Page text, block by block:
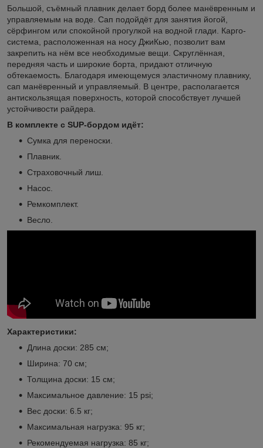
Большой, съёмный плавник делает борд более манёвренным и
управляемым на воде. Сап подойдёт для занятия йогой,
сёрфингом или спокойной прогулкой на водной глади. Карго-
система, расположенная на носу ДжиКью, позволит вам
закрепить на нём все необходимые вещи. Скруглённая,
передняя часть и широкие борта, придают отличную
обтекаемость. Благодаря имеющемуся эластичному плавнику,
сап манёвренный и управляемый. В центре, располагается
антискользящая поверхность, которой способствует лучшей
устойчивости райдера.
В комплекте с SUP-бордом идёт:
Сумка для переноски.
Плавник.
Страховочный лиш.
Насос.
Ремкомплект.
Весло.
Характеристики:
Длина доски: 285 см;
Ширина: 70 см;
Толщина доски: 15 см;
Максимальное давление: 15 psi;
Вес доски: 6.5 кг;
Максимальная нагрузка: 95 кг;
Рекомендуемая нагрузка: 85 кг;